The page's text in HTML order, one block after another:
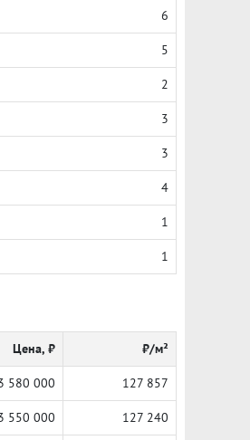
6
5
2
3
3
4
1
1
Цена, ₽ ₽/м²
580 000 127 857
550 000 127 240